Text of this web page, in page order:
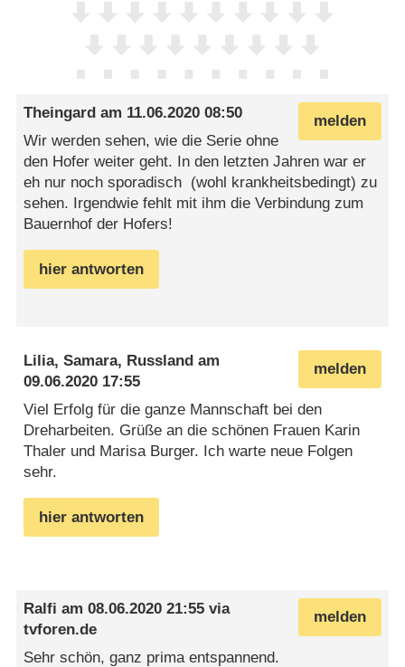
melden
Theingard am 11.06.2020 08:50
Wir werden sehen, wie die Serie ohne
den Hofer weiter geht. In den letzten Jahren war er
eh nur noch sporadisch (wohl krankheitsbedingt) zu
sehen. Irgendwie fehlt mit ihm die Verbindung zum
Bauernhof der Hofers!
hier antworten
melden
Lilia, Samara, Russland am
09.06.2020 17:55
Viel Erfolg für die ganze Mannschaft bei den
Dreharbeiten. Grüße an die schönen Frauen Karin
Thaler und Marisa Burger. Ich warte neue Folgen
sehr.
hier antworten
melden
Ralfi am08.06.2020 21:55 via
tvforen.de
Sehr schön, ganz prima entspannend.